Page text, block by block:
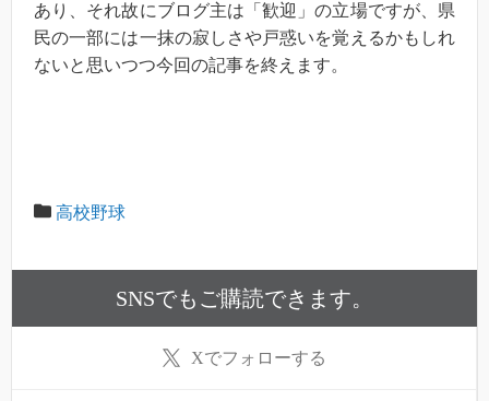
あり、それ故にブログ主は「歓迎」の立場ですが、県
民の一部には一抹の寂しさや戸惑いを覚えるかもしれ
ないと思いつつ今回の記事を終えます。
高校野球
SNSでもご購読できます。
Xでフォローする